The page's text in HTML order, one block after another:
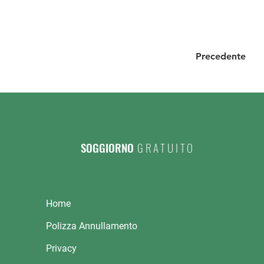
Precedente
SOGGIORNO GRATUITO
Home
Polizza Annullamento
Privacy